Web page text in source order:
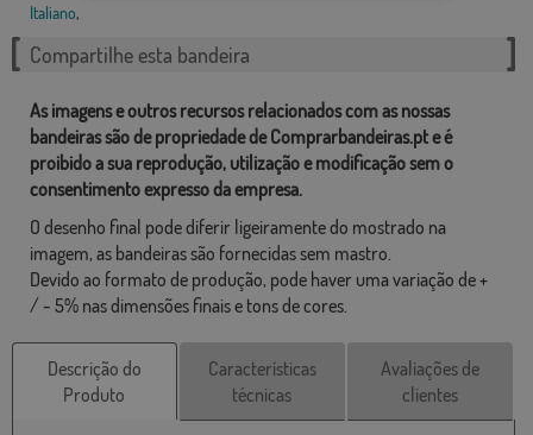
Italiano,
Compartilhe esta bandeira
As imagens e outros recursos relacionados com as nossas
bandeiras são de propriedade de Comprarbandeiras.pt e é
proibido a sua reprodução, utilização e modificação sem o
consentimento expresso da empresa.
O desenho final pode diferir ligeiramente do mostrado na
imagem, as bandeiras são fornecidas sem mastro.
Devido ao formato de produção, pode haver uma variação de +
/ - 5% nas dimensões finais e tons de cores.
Descrição do
Produto
Características
técnicas
Avaliações de
clientes